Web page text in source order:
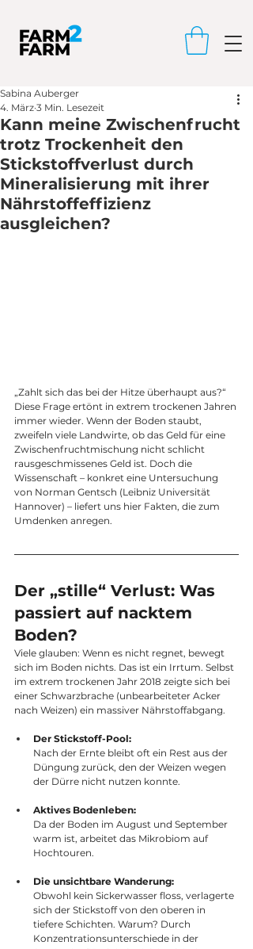
Kann meine Zwischenfrucht
trotz Trockenheit den
Stickstoffverlust durch
Mineralisierung mit ihrer
Nährstoffeffizienz
ausgleichen?
Sabina Auberger
4. März 3 Min. Lesezeit
„Zahlt sich das bei der Hitze überhaupt aus?“
Diese Frage ertönt in extrem trockenen Jahren
immer wieder. Wenn der Boden staubt,
zweifeln viele Landwirte, ob das Geld für eine
Zwischenfruchtmischung nicht schlicht
rausgeschmissenes Geld ist. Doch die
Wissenschaft – konkret eine Untersuchung
von Norman Gentsch (Leibniz Universität
Hannover) – liefert uns hier Fakten, die zum
Umdenken anregen.
Der „stille“ Verlust: Was
passiert auf nacktem
Boden?
Viele glauben: Wenn es nicht regnet, bewegt
sich im Boden nichts. Das ist ein Irrtum. Selbst
im extrem trockenen Jahr 2018 zeigte sich bei
einer Schwarzbrache (unbearbeiteter Acker
nach Weizen) ein massiver Nährstoffabgang.
Der Stickstoff-Pool:
Nach der Ernte bleibt oft ein Rest aus der
Düngung zurück, den der Weizen wegen
der Dürre nicht nutzen konnte.
Aktives Bodenleben:
Da der Boden im August und September
warm ist, arbeitet das Mikrobiom auf
Hochtouren.
Die unsichtbare Wanderung:
Obwohl kein Sickerwasser floss, verlagerte
sich der Stickstoff von den oberen in
tiefere Schichten. Warum? Durch
Konzentrationsunterschiede in der